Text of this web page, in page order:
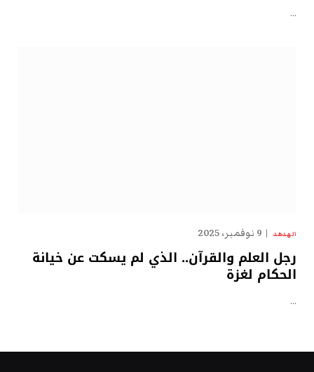
…
الهدهد 9 نوفمبر، 2025
رجل العلم والقرآن.. الذي لم يسكت عن خيانة
الحكام لغزة
…